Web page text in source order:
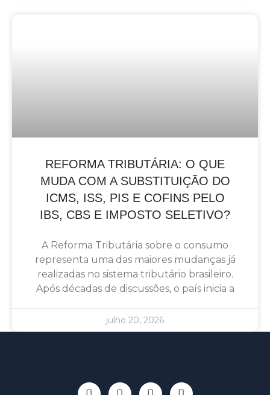
REFORMA TRIBUTÁRIA: O QUE
MUDA COM A SUBSTITUIÇÃO DO
ICMS, ISS, PIS E COFINS PELO
IBS, CBS E IMPOSTO SELETIVO?
A Reforma Tributária sobre o consumo
representa uma das maiores mudanças já
realizadas no sistema tributário brasileiro.
Após décadas de discussões, o país inicia a
julho 20, 2026